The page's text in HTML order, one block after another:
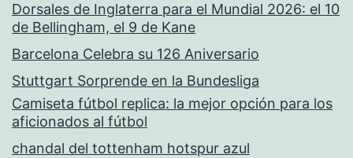
Dorsales de Inglaterra para el Mundial 2026: el 10
de Bellingham, el 9 de Kane
Barcelona Celebra su 126 Aniversario
Stuttgart Sorprende en la Bundesliga
Camiseta fútbol replica: la mejor opción para los
aficionados al fútbol
chandal del tottenham hotspur azul